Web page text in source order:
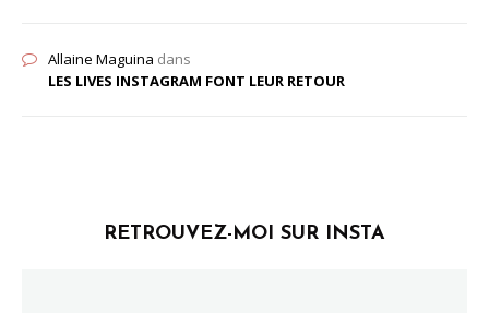
Allaine Maguina dans
LES LIVES INSTAGRAM FONT LEUR RETOUR
RETROUVEZ-MOI SUR INSTA